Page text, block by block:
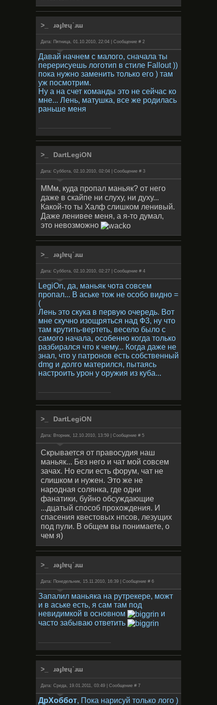
ɹǝɟlɐɥ˙ɹɯ
Дата: Пятница, 01.10.2010, 22:04 | Сообщение # 2
Давай начнем с малого, сначала ты
перерисуешь логотип в стиле Fallout ))
пока нужно заменить только его ) там
уж посмотрим.
Ну а на счет команды это не сейчас ко
мне... Лень, матушка, все же родилась
раньше меня
DartLegiON
Дата: Суббота, 02.10.2010, 02:04 | Сообщение # 3
ММм, куда пропал маньяк? от него
даже в скайпе ни слуху, ни духу...
Какой-то ты Халф слишком ленивый.
Даже ленивее меня, а я-то думал,
это невозможно
ɹǝɟlɐɥ˙ɹɯ
Дата: Суббота, 02.10.2010, 02:27 | Сообщение # 4
LegiOn, да, маньяк чота совсем
пропал... В аське тож не особо видно =
(
Лень это скука в первую очередь. Вот
мне скучно изощряться над Ф3, ну что
там крутить-вертеть, весело было с
самого начала, особенно когда только
разбирался что к чему... Когда даже не
знал, что у патронов есть собственный
dmg и долго матерился, пытаясь
настроить урон у оружия из куба...
DartLegiON
Дата: Вторник, 12.10.2010, 13:59 | Сообщение # 5
Скрывается от правосудия наш
маньяк... Без него и чат мой совсем
зачах. Но если есть форум, чат не
слишком и нужен. Это же не
народная солянка, где одни
фанатики, буйно обсуждающие
...дцатый способ прохождения. И
спасения квестовых нпсов, лезущих
под пули. В общем вы понимаете, о
чем я)
ɹǝɟlɐɥ˙ɹɯ
Дата: Понедельник, 15.11.2010, 16:39 | Сообщение # 6
Запалил маньяка на рутрекере, можт
и в аське есть, я сам там под
невидимкой в основном
и
часто забываю ответить
ɹǝɟlɐɥ˙ɹɯ
Дата: Среда, 19.01.2011, 03:49 | Сообщение # 7
ДрХоббот, Пока нарисуй только лого )